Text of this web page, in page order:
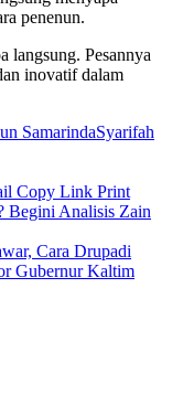
penenun.
langsung. Pesannya
inovatif dalam
SamarindaSyarifah
Copy Link Print
Begini Analisis Zain
Cara Drupadi
Gubernur Kaltim